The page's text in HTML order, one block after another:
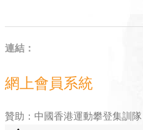
連結：
網上會員系統
贊助：中國香港運動攀登集訓隊